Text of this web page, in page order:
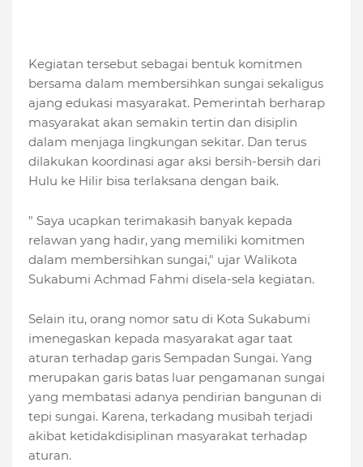
Kegiatan tersebut sebagai bentuk komitmen
bersama dalam membersihkan sungai sekaligus
ajang edukasi masyarakat. Pemerintah berharap
masyarakat akan semakin tertin dan disiplin
dalam menjaga lingkungan sekitar. Dan terus
dilakukan koordinasi agar aksi bersih-bersih dari
Hulu ke Hilir bisa terlaksana dengan baik.
" Saya ucapkan terimakasih banyak kepada
relawan yang hadir, yang memiliki komitmen
dalam membersihkan sungai," ujar Walikota
Sukabumi Achmad Fahmi disela-sela kegiatan.
Selain itu, orang nomor satu di Kota Sukabumi
imenegaskan kepada masyarakat agar taat
aturan terhadap garis Sempadan Sungai. Yang
merupakan garis batas luar pengamanan sungai
yang membatasi adanya pendirian bangunan di
tepi sungai. Karena, terkadang musibah terjadi
akibat ketidakdisiplinan masyarakat terhadap
aturan.